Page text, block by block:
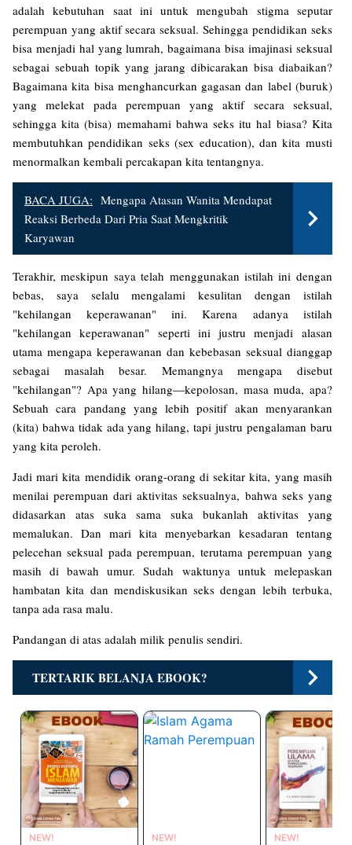
adalah kebutuhan saat ini untuk mengubah stigma seputar
perempuan yang aktif secara seksual. Sehingga pendidikan seks
bisa menjadi hal yang lumrah, bagaimana bisa imajinasi seksual
sebagai sebuah topik yang jarang dibicarakan bisa diabaikan?
Bagaimana kita bisa menghancurkan gagasan dan label (buruk)
yang melekat pada perempuan yang aktif secara seksual,
sehingga kita (bisa) memahami bahwa seks itu hal biasa? Kita
membutuhkan pendidikan seks (sex education), dan kita musti
menormalkan kembali percakapan kita tentangnya.
BACA JUGA: Mengapa Atasan Wanita Mendapat
Reaksi Berbeda Dari Pria Saat Mengkritik
Karyawan
Terakhir, meskipun saya telah menggunakan istilah ini dengan
bebas, saya selalu mengalami kesulitan dengan istilah
"kehilangan keperawanan" ini. Karena adanya istilah
"kehilangan keperawanan" seperti ini justru menjadi alasan
utama mengapa keperawanan dan kebebasan seksual dianggap
sebagai masalah besar. Memangnya mengapa disebut
"kehilangan"? Apa yang hilang—kepolosan, masa muda, apa?
Sebuah cara pandang yang lebih positif akan menyarankan
(kita) bahwa tidak ada yang hilang, tapi justru pengalaman baru
yang kita peroleh.
Jadi mari kita mendidik orang-orang di sekitar kita, yang masih
menilai perempuan dari aktivitas seksualnya, bahwa seks yang
didasarkan atas suka sama suka bukanlah aktivitas yang
memalukan. Dan mari kita menyebarkan kesadaran tentang
pelecehan seksual pada perempuan, terutama perempuan yang
masih di bawah umur. Sudah waktunya untuk melepaskan
hambatan kita dan mendiskusikan seks dengan lebih terbuka,
tanpa ada rasa malu.
Pandangan di atas adalah milik penulis sendiri.
TERTARIK BELANJA EBOOK?